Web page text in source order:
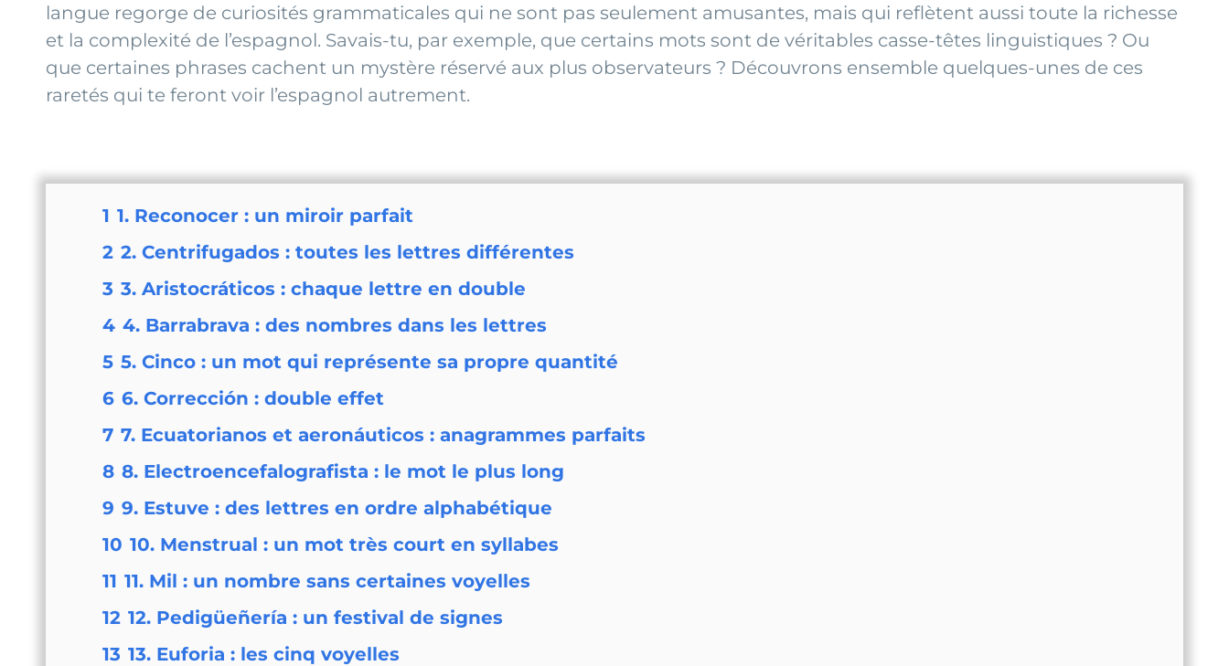
langue regorge de curiosités grammaticales qui ne sont pas seulement amusantes, mais qui reflètent aussi toute la richesse
et la complexité de l’espagnol. Savais-tu, par exemple, que certains mots sont de véritables casse-têtes linguistiques ? Ou
que certaines phrases cachent un mystère réservé aux plus observateurs ? Découvrons ensemble quelques-unes de ces
raretés qui te feront voir l’espagnol autrement.
1 1. Reconocer : un miroir parfait
2 2. Centrifugados : toutes les lettres différentes
3 3. Aristocráticos : chaque lettre en double
4 4. Barrabrava : des nombres dans les lettres
5 5. Cinco : un mot qui représente sa propre quantité
6 6. Corrección : double effet
7 7. Ecuatorianos et aeronáuticos : anagrammes parfaits
8 8. Electroencefalografista : le mot le plus long
9 9. Estuve : des lettres en ordre alphabétique
10 10. Menstrual : un mot très court en syllabes
11 11. Mil : un nombre sans certaines voyelles
12 12. Pedigüeñería : un festival de signes
13 13. Euforia : les cinq voyelles